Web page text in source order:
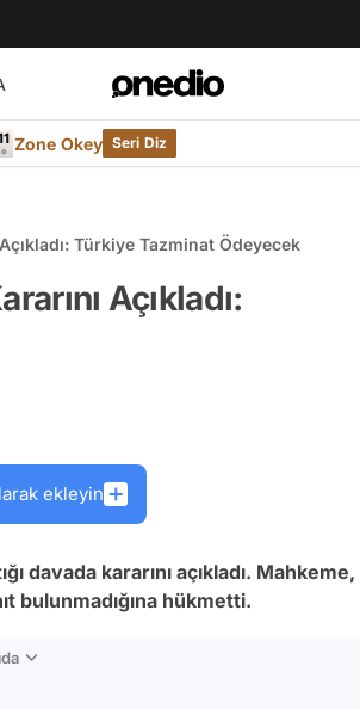
Zone Okey Seri Diz
Türkiye Tazminat Ödeyecek
Açıkladı:
ekleyin
davada kararını açıkladı. Mahkeme,
bulunmadığına hükmetti.